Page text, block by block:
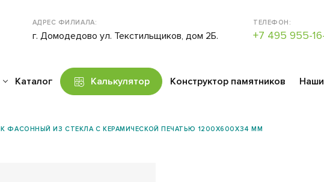
АДРЕС ФИЛИАЛА:
г. Домодедово ул. Текстильщиков, дом 2Б.
ТЕЛЕФОН:
+7 495 955-
Каталог Калькулятор Конструктор памятников
ФАСОННЫЙ ИЗ СТЕКЛА С КЕРАМИЧЕСКОЙ ПЕЧАТЬЮ 1200X600X34 ММ